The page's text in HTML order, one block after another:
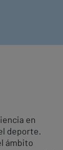
en
deporte.
ámbito